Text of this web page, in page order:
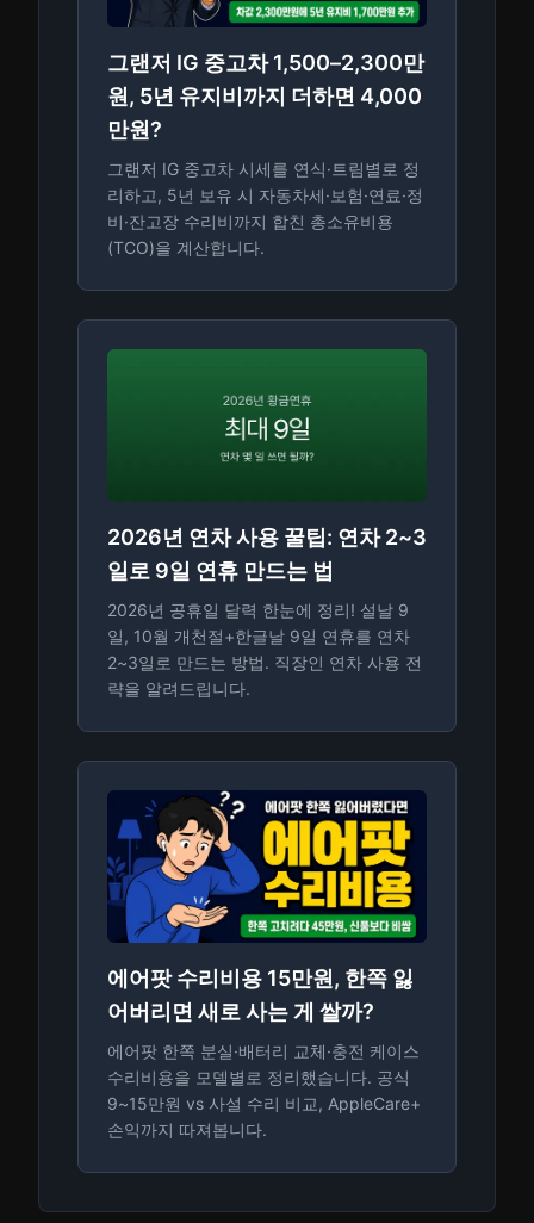
그랜저 IG 중고차 1,500–2,300만
원, 5년 유지비까지 더하면 4,000
만원?
그랜저 IG 중고차 시세를 연식·트림별로 정
리하고, 5년 보유 시 자동차세·보험·연료·정
비·잔고장 수리비까지 합친 총소유비용
(TCO)을 계산합니다.
2026년 연차 사용 꿀팁: 연차 2~3
일로 9일 연휴 만드는 법
2026년 공휴일 달력 한눈에 정리! 설날 9
일, 10월 개천절+한글날 9일 연휴를 연차
2~3일로 만드는 방법. 직장인 연차 사용 전
략을 알려드립니다.
에어팟 수리비용 15만원, 한쪽 잃
어버리면 새로 사는 게 쌀까?
에어팟 한쪽 분실·배터리 교체·충전 케이스
수리비용을 모델별로 정리했습니다. 공식
9~15만원 vs 사설 수리 비교, AppleCare+
손익까지 따져봅니다.